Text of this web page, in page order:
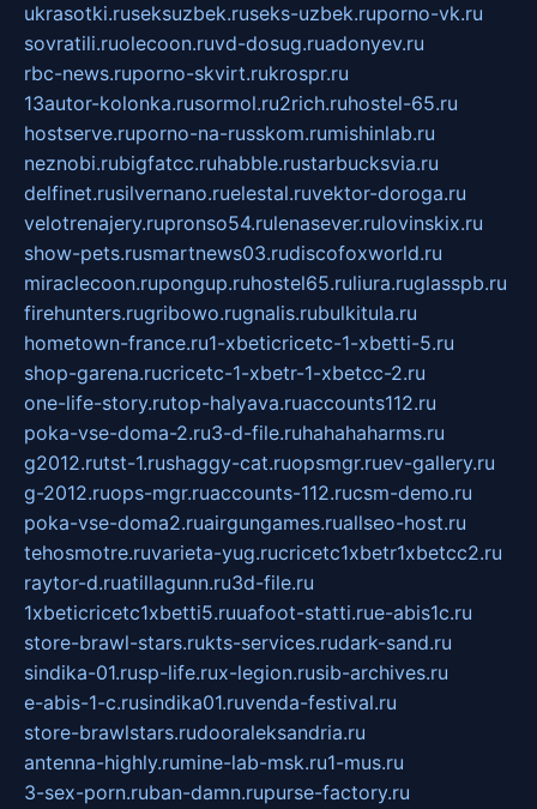
ukrasotki.ruseksuzbek.ruseks-uzbek.ruporno-vk.ru
sovratili.ruolecoon.ruvd-dosug.ruadonyev.ru
rbc-news.ruporno-skvirt.rukrospr.ru
13autor-kolonka.rusormol.ru2rich.ruhostel-65.ru
hostserve.ruporno-na-russkom.rumishinlab.ru
neznobi.rubigfatcc.ruhabble.rustarbucksvia.ru
delfinet.rusilvernano.ruelestal.ruvektor-doroga.ru
velotrenajery.rupronso54.rulenasever.rulovinskix.ru
show-pets.rusmartnews03.rudiscofoxworld.ru
miraclecoon.rupongup.ruhostel65.ruliura.ruglasspb.ru
firehunters.rugribowo.rugnalis.rubulkitula.ru
hometown-france.ru1-xbeticricetc-1-xbetti-5.ru
shop-garena.rucricetc-1-xbetr-1-xbetcc-2.ru
one-life-story.rutop-halyava.ruaccounts112.ru
poka-vse-doma-2.ru3-d-file.ruhahahaharms.ru
g2012.rutst-1.rushaggy-cat.ruopsmgr.ruev-gallery.ru
g-2012.ruops-mgr.ruaccounts-112.rucsm-demo.ru
poka-vse-doma2.ruairgungames.ruallseo-host.ru
tehosmotre.ruvarieta-yug.rucricetc1xbetr1xbetcc2.ru
raytor-d.ruatillagunn.ru3d-file.ru
1xbeticricetc1xbetti5.ruuafoot-statti.rue-abis1c.ru
store-brawl-stars.rukts-services.rudark-sand.ru
sindika-01.rusp-life.rux-legion.rusib-archives.ru
e-abis-1-c.rusindika01.ruvenda-festival.ru
store-brawlstars.rudooraleksandria.ru
antenna-highly.rumine-lab-msk.ru1-mus.ru
3-sex-porn.ruban-damn.rupurse-factory.ru